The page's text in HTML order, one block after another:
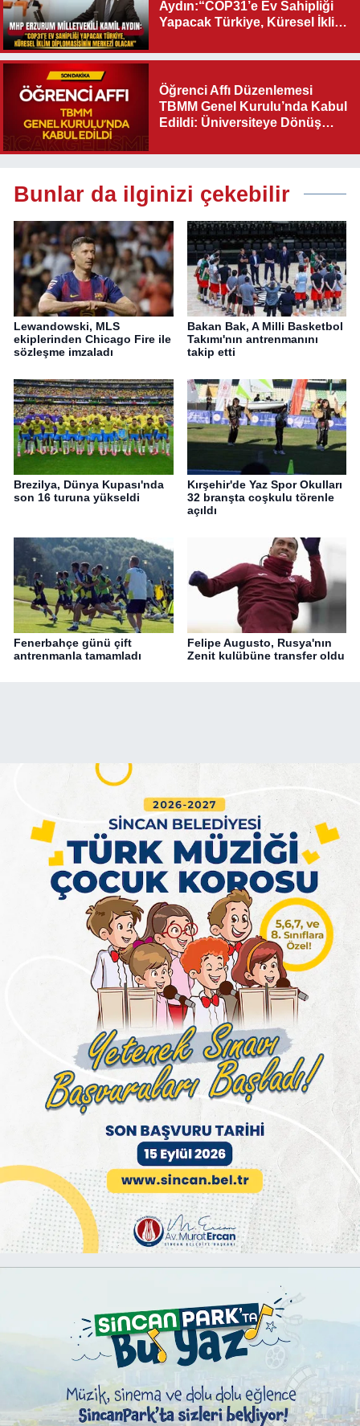
Aydın:“COP31’e Ev Sahipliği
Yapacak Türkiye, Küresel İklim
Olacak"
Öğrenci Affı Düzenlemesi
TBMM Genel Kurulu’nda Kabul
Edildi: Üniversiteye Dönüş
Bunlar da ilginizi çekebilir
Lewandowski, MLS
ekiplerinden Chicago Fire ile
sözleşme imzaladı
Bakan Bak, A Milli Basketbol
Takımı'nın antrenmanını
takip etti
Brezilya, Dünya Kupası'nda
son 16 turuna yükseldi
Kırşehir'de Yaz Spor Okulları
32 branşta coşkulu törenle
açıldı
Fenerbahçe günü çift
antrenmanla tamamladı
Felipe Augusto, Rusya'nın
Zenit kulübüne transfer oldu